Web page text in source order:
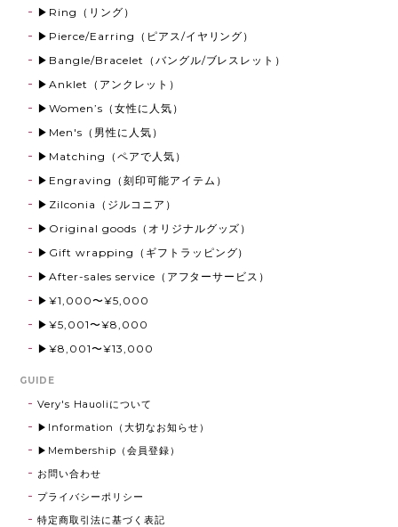
ゴールド
2025/12/13
クリスマスプレゼントに購入させて頂きました！ めち
ゃくちゃ可愛くてとても喜んでいます。 ペアで買った
のでまだ渡せてませんが、喜んで貰えたら嬉しいな!!愛
用させて頂きます。ありがとうございました!!
2025/12/05
シルバー,21号
2025/08/22
シルバー
2025/08/22
気に入りました！
▶Ring（リング）
▶Pierce/Earring（ピアス/イヤリング）
▶Bangle/Bracelet（バングル/ブレスレット）
▶Anklet（アンクレット）
▶Women’s（女性に人気）
▶Men's（男性に人気）
▶Matching（ペアで人気）
▶Engraving（刻印可能アイテム）
▶Zilconia（ジルコニア）
▶Original goods（オリジナルグッズ）
▶Gift wrapping（ギフトラッピング）
▶After-sales service（アフターサービス）
▶¥1,000〜¥5,000
▶¥5,001〜¥8,000
▶¥8,001〜¥13,000
GUIDE
Very's Hauoliについて
▶Information（大切なお知らせ）
▶Membership（会員登録）
お問い合わせ
プライバシーポリシー
特定商取引法に基づく表記